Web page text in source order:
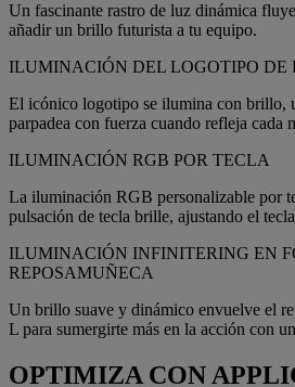
Un fascinante rastro de luz dinámica
añadir un brillo futurista a tu equipo.
ILUMINACIÓN DEL LOGOTIPO DE
El icónico logotipo se ilumina con brillo,
parpadea con fuerza cuando refleja cada
ILUMINACIÓN RGB POR TECLA
La iluminación RGB personalizable por
pulsación de tecla brille, ajustando el
ILUMINACIÓN INFINITERING EN
REPOSAMUÑECA
Un brillo suave y dinámico envuelve el
L para sumergirte más en la acción con
OPTIMIZA CON